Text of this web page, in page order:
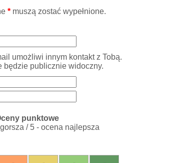
*muszą zostać wypełnione.
umożliwi innym kontakt z Tobą.
będzie publicznie widoczny.
punktowe
/ 5 - ocena najlepsza